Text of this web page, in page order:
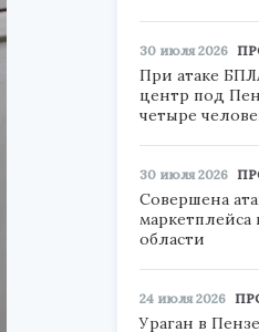
30 июля 2026
При атаке
центр под
четыре
30 июля 2026
Совершена
маркетплейса
области
24 июля 2026
Ураган в